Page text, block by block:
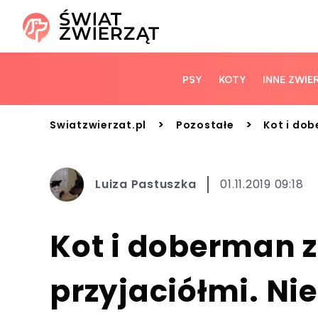
PSY KOTY INNE
Swiatzwierzat.pl > Pozostałe > Kot i
Luiza Pastuszka 01.11.2019 09:18
Kot i doberman
przyjaciółmi.